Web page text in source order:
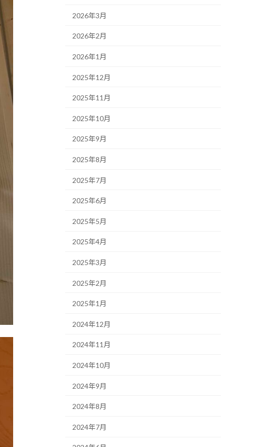
2026年3月
2026年2月
2026年1月
2025年12月
2025年11月
2025年10月
2025年9月
2025年8月
2025年7月
2025年6月
2025年5月
2025年4月
2025年3月
2025年2月
2025年1月
2024年12月
2024年11月
2024年10月
2024年9月
2024年8月
2024年7月